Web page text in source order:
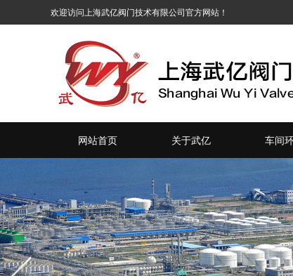
网站首页 关于武亿 车间